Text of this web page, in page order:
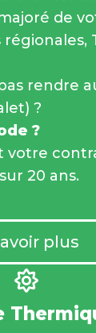
de
rendre
?
?
votre
20 ans.
plus